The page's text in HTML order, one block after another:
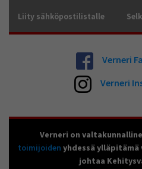
Liity sähköpostilistalle
Verneri
Verneri
Verneri on
toimijoiden yhdessä
johtaa